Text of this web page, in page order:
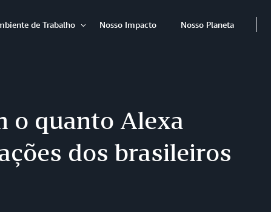
de Trabalho
Nosso Impacto Nosso Planeta
o quanto Alexa
dos brasileiros